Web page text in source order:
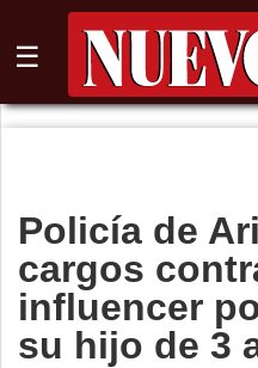
☰
⌕
Nogales
Columna
Sonora
Policía de
cargos
influencer
su hijo de 3